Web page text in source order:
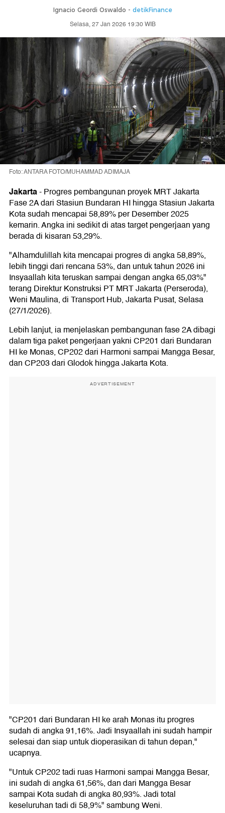
Ignacio Geordi Oswaldo - detikFinance
Selasa, 27 Jan 2026 19:30 WIB
Foto: ANTARA FOTO/MUHAMMAD ADIMAJA
Jakarta-Progres pembangunan proyek MRT Jakarta
Fase 2A dari Stasiun Bundaran HI hingga Stasiun Jakarta
Kota sudah mencapai 58,89% per Desember 2025
kemarin. Angka ini sedikit di atas target pengerjaan yang
berada di kisaran 53,29%.
"Alhamdulillah kita mencapai progres di angka 58,89%,
lebih tinggi dari rencana 53%, dan untuk tahun 2026 ini
Insyaallah kita teruskan sampai dengan angka 65,03%"
terang Direktur Konstruksi PT MRT Jakarta (Perseroda),
Weni Maulina, di Transport Hub, Jakarta Pusat, Selasa
(27/1/2026).
Lebih lanjut, ia menjelaskan pembangunan fase 2A dibagi
dalam tiga paket pengerjaan yakni CP201 dari Bundaran
HI ke Monas, CP202 dari Harmoni sampai Mangga Besar,
dan CP203 dari Glodok hingga Jakarta Kota.
ADVERTISEMENT
"CP201 dari Bundaran HI ke arah Monas itu progres
sudah di angka 91,16%. Jadi Insyaallah ini sudah hampir
selesai dan siap untuk dioperasikan di tahun depan,"
ucapnya.
"Untuk CP202 tadi ruas Harmoni sampai Mangga Besar,
ini sudah di angka 61,56%, dan dari Mangga Besar
sampai Kota sudah di angka 80,93%. Jadi total
keseluruhan tadi di 58,9%" sambung Weni.